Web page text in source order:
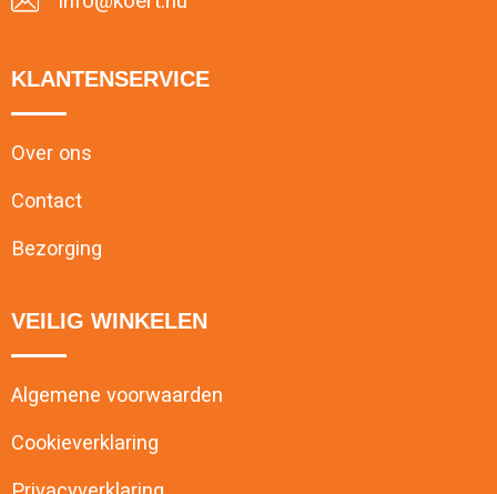
KLANTENSERVICE
Over ons
Contact
Bezorging
VEILIG WINKELEN
Algemene voorwaarden
Cookieverklaring